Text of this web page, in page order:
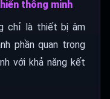
thông minh
chỉ là thiết bị âm
phần quan trọng
với khả năng kết